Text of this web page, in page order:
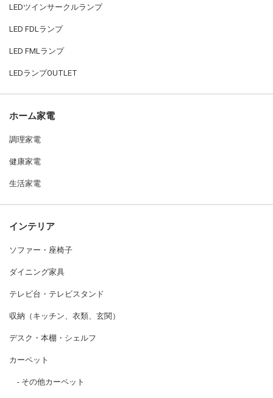
LEDツインサークルランプ
LED FDLランプ
LED FMLランプ
LEDランプOUTLET
ホーム家電
調理家電
健康家電
生活家電
インテリア
ソファー・座椅子
ダイニング家具
テレビ台・テレビスタンド
収納（キッチン、衣類、玄関）
デスク・本棚・シェルフ
カーペット
その他カーペット